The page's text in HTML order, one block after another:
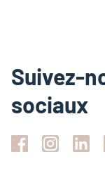
Suivez-
sociaux